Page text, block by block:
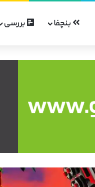
بنچفا بررسی